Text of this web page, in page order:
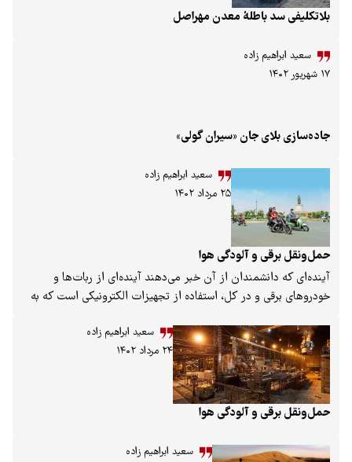
معدن مهراصل
جان «سیران گولی»
۲۵ مرداد ۱۴۰۲
آلودگی هوا
از آن خبر می‌دهند آینده‌ای از ربات‌ها و
و در کل، استفاده از تجهیزات الکترونیکی است که به
که طی سال‌های اخیر استقبال خوبی نیز از سوی
و سرمایه‌گذاران شده است. چراکه خیلی از کشورهای
با هدف مقابله با آلودگی هوا و کاهش میزان انتشار
گلخانه‌ای و حفظ بهتر محیط زیست، خودروهای
را به تولید انبوه برسانند.
سعید ابراهیم زاده
۲۴ مرداد ۱۴۰۲
آلودگی هوا
سعید ابراهیم زاده